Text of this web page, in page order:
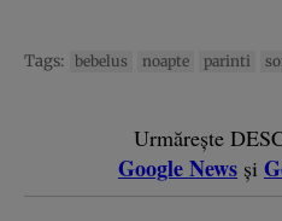
Tags: bebelus noapte parinti
Urmărește
Google News și